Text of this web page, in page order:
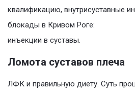
квалификацию, внутрисуставные
блокады в Кривом Роге:
инъекции в суставы.
Ломота суставов плеча
ЛФК и правильную диету. Суть